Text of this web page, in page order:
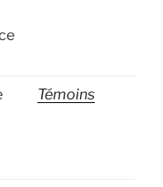
Témoins